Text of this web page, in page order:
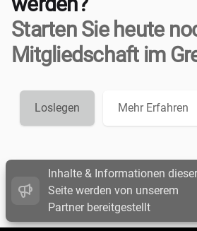
Starten Sie heute
Mitgliedschaft im
Loslegen Mehr Erfahren
Inhalte & Informationen dieser
Seite werden von unserem
Partner bereitgestellt